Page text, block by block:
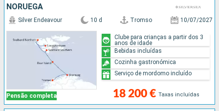
NORUEGA
Pensão completa
Silver Endeavour 10 d Tromso 10/07/2027
18 200 € Taxas incluídas
Clube para crianças a partir dos 3
anos de idade
Bebidas incluídas
Cozinha gastronómica
Serviço de mordomo incluído